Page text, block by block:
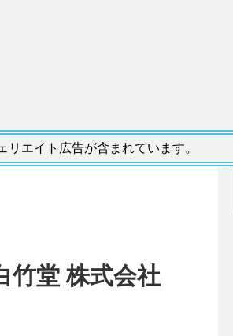
リエイト広告が含まれています。
堂 株式会社